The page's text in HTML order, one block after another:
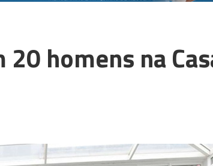
homens na